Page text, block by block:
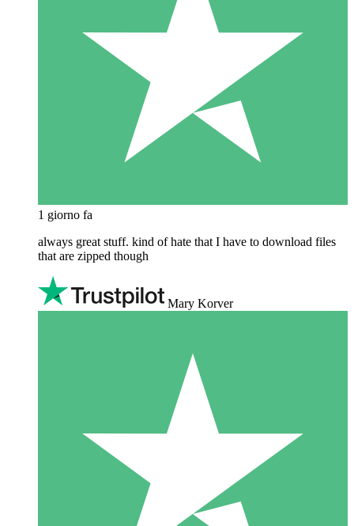
1 giorno fa
always great stuff. kind of hate that I have to download files
that are zipped though
Mary Korver